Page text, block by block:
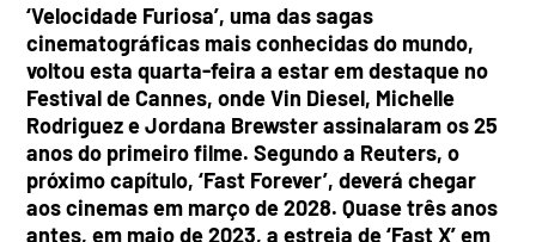
‘Velocidade Furiosa’, uma das sagas
cinematográficas mais conhecidas do mundo,
voltou esta quarta-feira a estar em destaque no
Festival de Cannes, onde Vin Diesel, Michelle
Rodriguez e Jordana Brewster assinalaram os 25
anos do primeiro filme. Segundo a Reuters, o
próximo capítulo, ‘Fast Forever’, deverá chegar
aos cinemas em março de 2028. Quase três anos
antes, em maio de 2023, a estreia de ‘Fast X’ em